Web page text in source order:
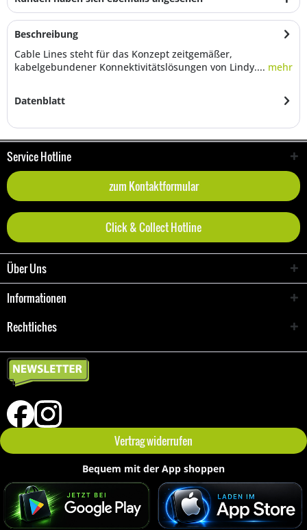
Beschreibung
Cable Lines steht für das Konzept zeitgemäßer,
kabelgebundener Konnektivitätslösungen von Lindy.... mehr
Datenblatt
Service Hotline
zum Kontaktformular
Click & Collect Hotline
Über Uns
Informationen
Rechtliches
Vertrag widerrufen
Bequem mit der App shoppen